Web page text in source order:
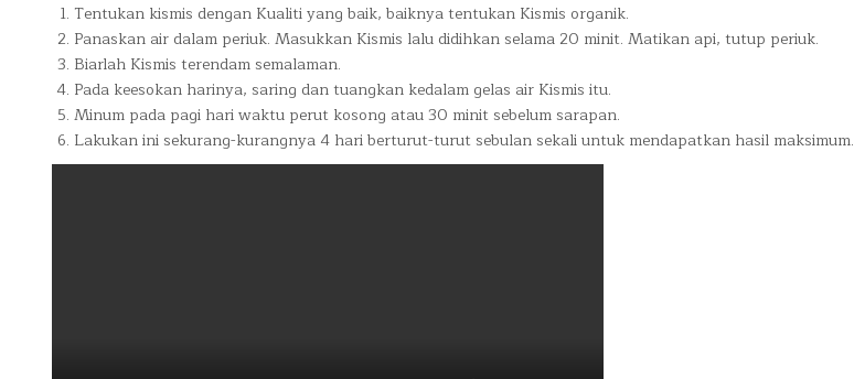
Tentukan kismis dengan Kualiti yang baik, baiknya tentukan Kismis organik.
Panaskan air dalam periuk. Masukkan Kismis lalu didihkan selama 20 minit. Matikan api, tutup periuk.
Biarlah Kismis terendam semalaman.
Pada keesokan harinya, saring dan tuangkan kedalam gelas air Kismis itu.
Minum pada pagi hari waktu perut kosong atau 30 minit sebelum sarapan.
Lakukan ini sekurang-kurangnya 4 hari berturut-turut sebulan sekali untuk mendapatkan hasil maksimum.